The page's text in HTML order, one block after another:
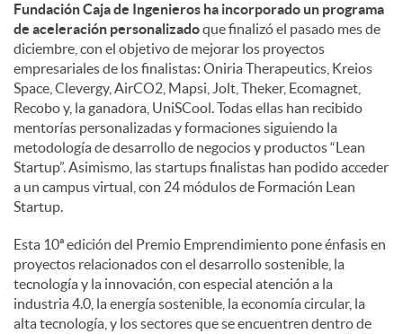
Fundación Caja de Ingenieros ha incorporado un programa
de aceleración personalizadoque finalizó el pasado mes de
diciembre, con el objetivo de mejorar los proyectos
empresariales de los finalistas: Oniria Therapeutics, Kreios
Space, Clevergy, AirCO2, Mapsi, Jolt, Theker, Ecomagnet,
Recobo y, la ganadora, UniSCool. Todas ellas han recibido
mentorías personalizadas y formaciones siguiendo la
metodología de desarrollo de negocios y productos “Lean
Startup”. Asimismo, las startups finalistas han podido acceder
a un campus virtual, con 24 módulos de Formación Lean
Startup.
Esta 10ª edición del Premio Emprendimiento pone énfasis en
proyectos relacionados con el desarrollo sostenible, la
tecnología y la innovación, con especial atención a la
industria 4.0, la energía sostenible, la economía circular, la
alta tecnología, y los sectores que se encuentren dentro de